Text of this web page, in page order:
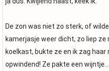
De zon was niet zo sterk, of
kamerjasje weer dicht, zo liep ze
koelkast, bukte ze en ik zag
opwindend! Ze pakte een wijntje…